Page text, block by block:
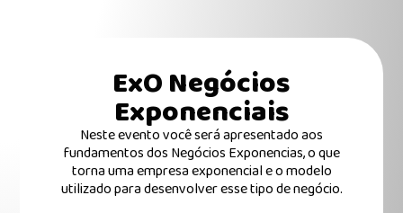
ExO Negócios
Exponenciais
Neste evento você será apresentado aos
fundamentos dos Negócios Exponencias, o que
torna uma empresa exponencial e o modelo
utilizado para desenvolver esse tipo de negócio.